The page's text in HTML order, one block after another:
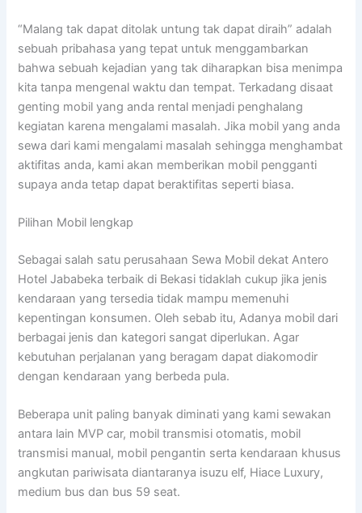
“Malang tak dapat ditolak untung tak dapat diraih” adalah
sebuah pribahasa yang tepat untuk menggambarkan
bahwa sebuah kejadian yang tak diharapkan bisa menimpa
kita tanpa mengenal waktu dan tempat. Terkadang disaat
genting mobil yang anda rental menjadi penghalang
kegiatan karena mengalami masalah. Jika mobil yang anda
sewa dari kami mengalami masalah sehingga menghambat
aktifitas anda, kami akan memberikan mobil pengganti
supaya anda tetap dapat beraktifitas seperti biasa.
Pilihan Mobil lengkap
Sebagai salah satu perusahaan Sewa Mobil dekat Antero
Hotel Jababeka terbaik di Bekasi tidaklah cukup jika jenis
kendaraan yang tersedia tidak mampu memenuhi
kepentingan konsumen. Oleh sebab itu, Adanya mobil dari
berbagai jenis dan kategori sangat diperlukan. Agar
kebutuhan perjalanan yang beragam dapat diakomodir
dengan kendaraan yang berbeda pula.
Beberapa unit paling banyak diminati yang kami sewakan
antara lain MVP car, mobil transmisi otomatis, mobil
transmisi manual, mobil pengantin serta kendaraan khusus
angkutan pariwisata diantaranya isuzu elf, Hiace Luxury,
medium bus dan bus 59 seat.